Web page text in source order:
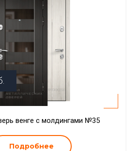
венге с молдингами №35
Подробнее